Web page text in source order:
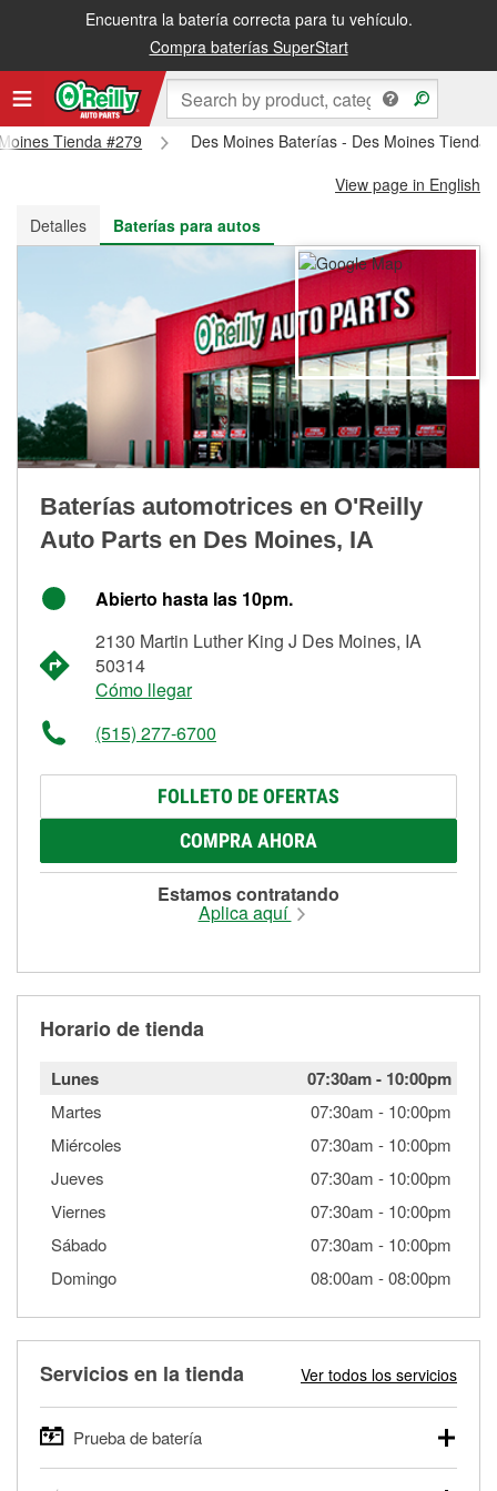
Encuentra la batería correcta para tu vehículo.
Compra baterías SuperStart
Recibe tu orden gratis al día siguiente o recógela en la tienda
Tienda #279
Des Moines Baterías - Des Moines Tienda
View page in English
Detalles
Baterías para autos
Baterías automotrices en O'Reilly
Auto Parts en Des Moines, IA
Abierto hasta las 10pm.
2130 Martin Luther King J Des Moines, IA
50314
Cómo llegar
(515) 277-6700
FOLLETO DE OFERTAS
COMPRA AHORA
Estamos contratando
Aplica aquí
Horario de tienda
Lunes 07:30am- 10:00pm
Martes 07:30am - 10:00pm
Miércoles
07:30am - 10:00pm
Jueves
07:30am - 10:00pm
Viernes
07:30am - 10:00pm
Sábado
07:30am - 10:00pm
Domingo
08:00am -08:00pm
Servicios en la tienda Ver todos los servicios
Prueba de batería